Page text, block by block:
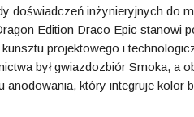
doświadczeń inżynieryjnych do
Edition Draco Epic stanowi
projektowego i
był gwiazdozbiór Smoka, a
który integruje kolor